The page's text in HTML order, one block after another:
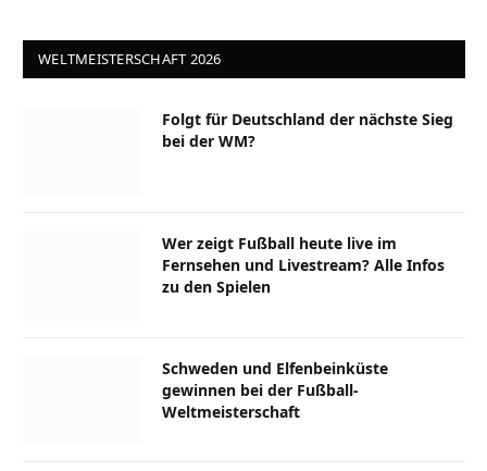
WELTMEISTERSCHAFT 2026
Folgt für Deutschland der nächste Sieg
bei der WM?
Wer zeigt Fußball heute live im
Fernsehen und Livestream? Alle Infos
zu den Spielen
Schweden und Elfenbeinküste
gewinnen bei der Fußball-
Weltmeisterschaft